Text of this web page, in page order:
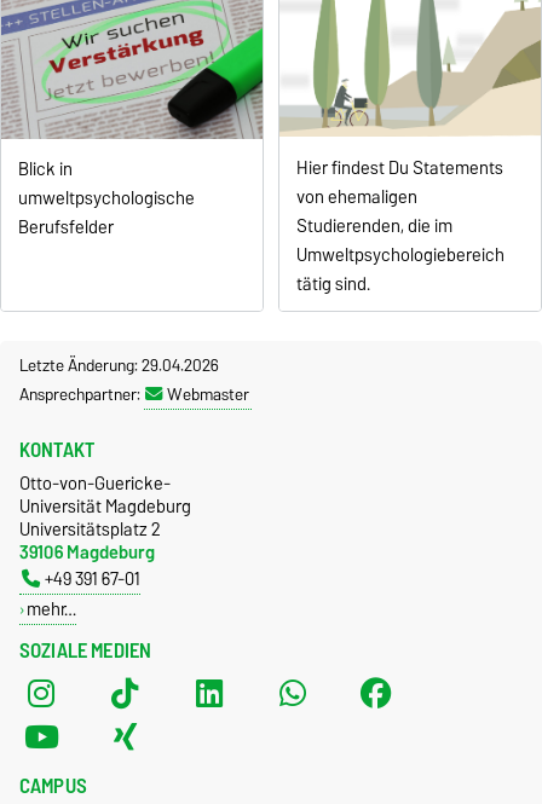
Blick in
umweltpsychologische
Berufsfelder
Hier findest Du Statements
von ehemaligen
Studierenden, die im
Umweltpsychologiebereich
tätig sind.
Letzte Änderung: 29.04.2026
Ansprechpartner:
Webmaster
SOZIALE MEDIEN
KONTAKT
Otto-von-Guericke-
Universität Magdeburg
Universitätsplatz 2
39106 Magdeburg
+49 391 67-01
mehr…
CAMPUS